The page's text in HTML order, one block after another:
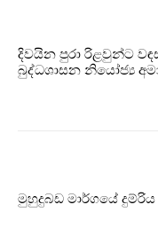
දිවයින පුරා රිළවුන්ට
බුද්ධශාසන නියෝජ්‍ය
මුහුදුබඩ මාර්ගයේ දුම්රිය